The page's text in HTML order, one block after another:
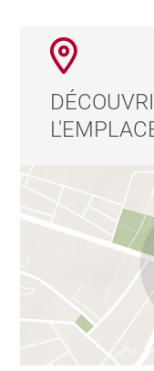
aménagée, d’une
prestations «
équipements
qualité. Honoraires